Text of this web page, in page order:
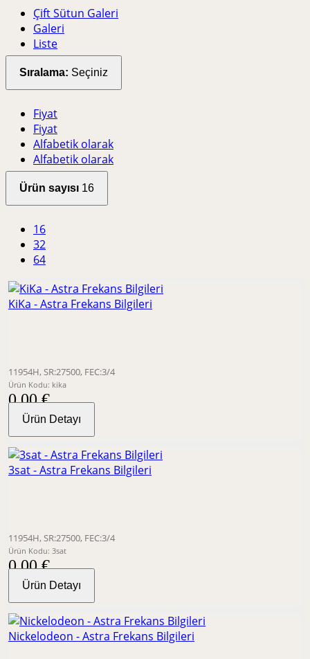
Çift Sütun Galeri
Galeri
Liste
Sıralama: Seçiniz
Fiyat
Fiyat
Alfabetik olarak
Alfabetik olarak
Ürün sayısı 16
16
32
64
KiKa - Astra Frekans Bilgileri
11954H, SR:27500, FEC:3/4
Ürün Kodu: kika
0,00 €
Ürün Detayı
3sat - Astra Frekans Bilgileri
11954H, SR:27500, FEC:3/4
Ürün Kodu: 3sat
0,00 €
Ürün Detayı
Nickelodeon - Astra Frekans Bilgileri